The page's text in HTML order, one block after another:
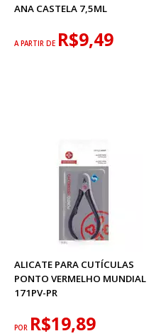
ANA CASTELA 7,5ML
A PARTIR DE R$9,49
ALICATE PARA CUTÍCULAS
PONTO VERMELHO MUNDIAL
171PV-PR
POR R$19,89